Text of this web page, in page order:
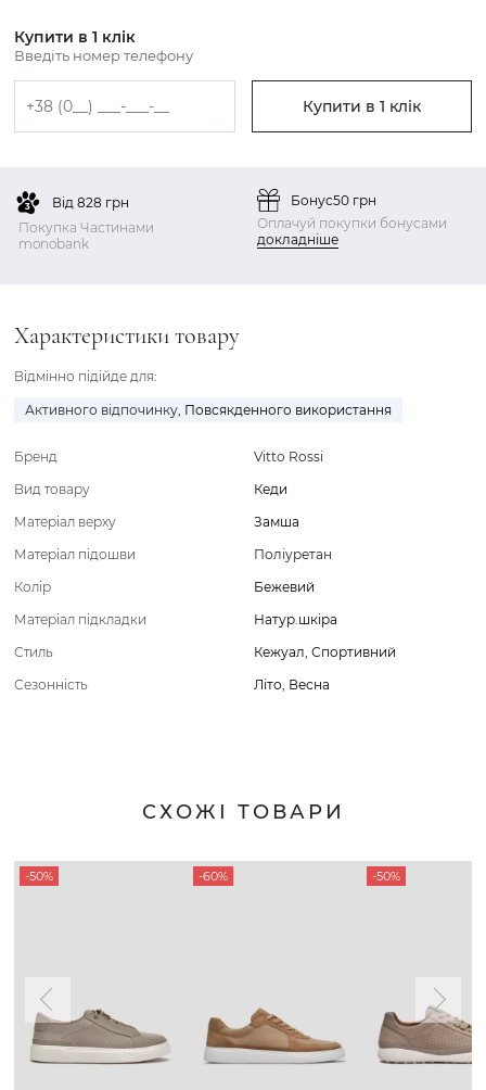
Купити в 1 клік
Введіть номер телефону
Купити в 1 клік
Від 828 грн
Покупка Частинами
monobank
Бонус50 грн
Оплачуй покупки бонусами
докладніше
Характеристики товару
Відмінно підійде для:
Активного відпочинку, Повсякденного використання
Бренд
Vitto Rossi
Вид товару
Кеди
Матеріал верху
Замша
Матеріал підошви
Поліуретан
Колір
Бежевий
Матеріал підкладки
Натур.шкіра
Стиль
Кежуал, Спортивний
Сезонність
Літо, Весна
СХОЖІ ТОВАРИ
-50% -60% -50%